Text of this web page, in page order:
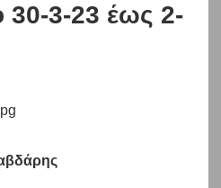
3-23 έως 2-